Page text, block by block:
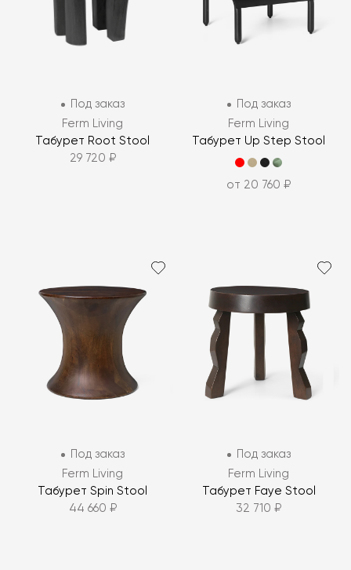
Под заказ
Ferm Living
Табурет Root Stool
29 720 ₽
Под заказ
Ferm Living
Табурет Up Step Stool
от 20 760 ₽
Под заказ
Ferm Living
Табурет Spin Stool
44 660 ₽
Под заказ
Ferm Living
Табурет Faye Stool
32 710 ₽